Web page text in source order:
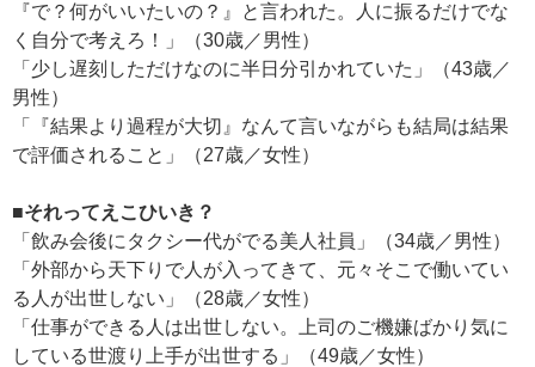
『で？何がいいたいの？』と言われた。人に振るだけでな
く自分で考えろ！」（30歳／男性）
「少し遅刻しただけなのに半日分引かれていた」（43歳／
男性）
「『結果より過程が大切』なんて言いながらも結局は結果
で評価されること」（27歳／女性）
■それってえこひいき？
「飲み会後にタクシー代がでる美人社員」（34歳／男性）
「外部から天下りで人が入ってきて、元々そこで働いてい
る人が出世しない」（28歳／女性）
「仕事ができる人は出世しない。上司のご機嫌ばかり気に
している世渡り上手が出世する」（49歳／女性）